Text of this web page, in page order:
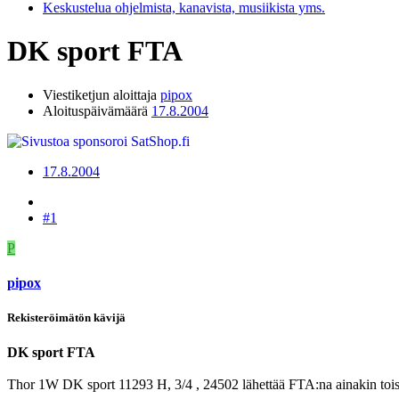
Keskustelua ohjelmista, kanavista, musiikista yms.
DK sport FTA
Viestiketjun aloittaja pipox
Aloituspäivämäärä 17.8.2004
17.8.2004
#1
P
pipox
Rekisteröimätön kävijä
DK sport FTA
Thor 1W DK sport 11293 H, 3/4 , 24502 lähettää FTA:na ainakin